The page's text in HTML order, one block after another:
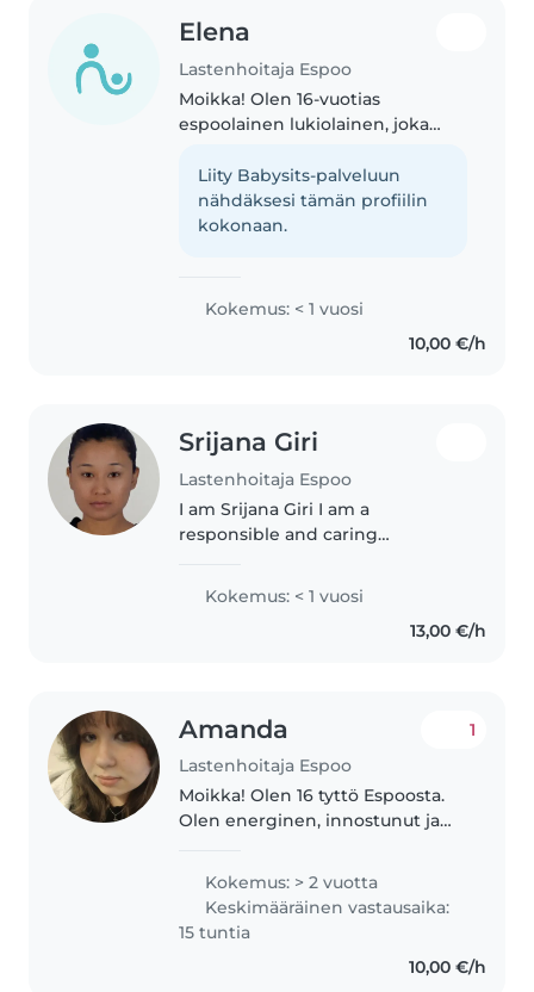
Elena
Lastenhoitaja Espoo
Moikka! Olen 16-vuotias
espoolainen lukiolainen, joka
satunnaisesti opiskelun ohessa :)
Kokemusta lasten kanssa
työskentelystä minulla on mm. 3
Liity Babysits-palveluun
nähdäksesi tämän profiilin
kokonaan.
Kokemus: < 1 vuosi
10,00 €/h
Srijana Giri
Lastenhoitaja Espoo
I am Srijana Giri I am a
responsible and caring
engaging children in fun and
educational activities while
Kokemus: < 1 vuosi
13,00 €/h
Amanda
Lastenhoitaja Espoo
1
Moikka! Olen 16 tyttö Espoosta.
Olen energinen, innostunut ja
myös energisempien lasten
kanssa. Itselläni on nuorempia
sisaruksia joita olen hoitanut...
Kokemus: > 2 vuotta
Keskimääräinen vastausaika:
15 tuntia
10,00 €/h